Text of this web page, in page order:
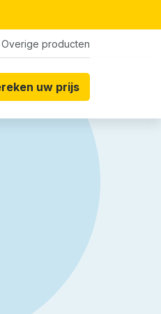
Overige producten
uw prijs